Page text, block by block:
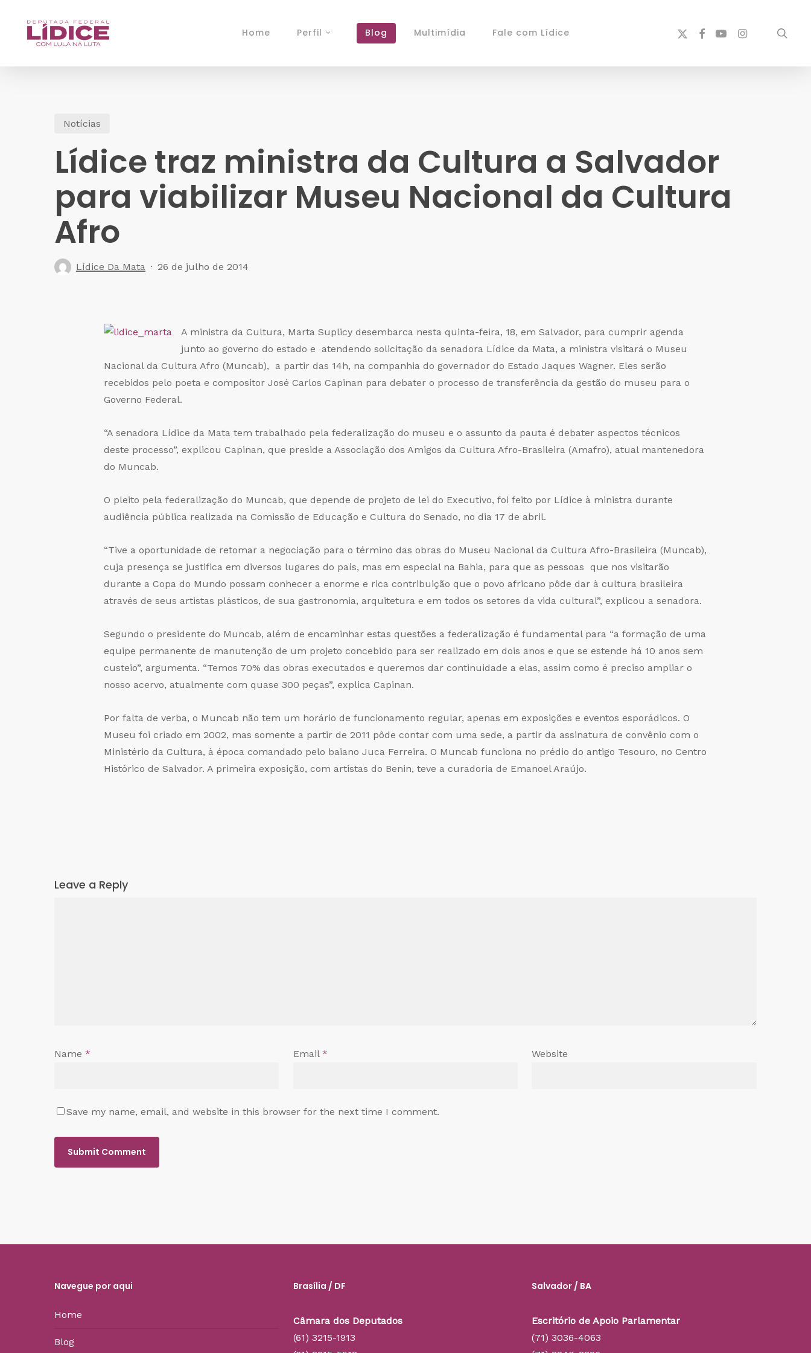
Home Perfil Blog Multimídia Fale com Lídice
x-
facebook
youtubeinstagram
Notícias
Lídice traz ministra da Cultura a Salvador
para viabilizar Museu Nacional da Cultura
Afro
Lídice Da Mata 26 de julho de 2014
A ministra da Cultura, Marta Suplicy desembarca nesta quinta-feira, 18, em Salvador, para cumprir agenda
junto ao governo do estado e atendendo solicitação da senadora Lídice da Mata, a ministra visitará o Museu
Nacional da Cultura Afro (Muncab), a partir das 14h, na companhia do governador do Estado Jaques Wagner. Eles serão
recebidos pelo poeta e compositor José Carlos Capinan para debater o processo de transferência da gestão do museu para o
Governo Federal.
“A senadora Lídice da Mata tem trabalhado pela federalização do museu e o assunto da pauta é debater aspectos técnicos
deste processo”, explicou Capinan, que preside a Associação dos Amigos da Cultura Afro-Brasileira (Amafro), atual mantenedora
do Muncab.
O pleito pela federalização do Muncab, que depende de projeto de lei do Executivo, foi feito por Lídice à ministra durante
audiência pública realizada na Comissão de Educação e Cultura do Senado, no dia 17 de abril.
“Tive a oportunidade de retomar a negociação para o término das obras do Museu Nacional da Cultura Afro-Brasileira (Muncab),
cuja presença se justifica em diversos lugares do país, mas em especial na Bahia, para que as pessoas que nos visitarão
durante a Copa do Mundo possam conhecer a enorme e rica contribuição que o povo africano pôde dar à cultura brasileira
através de seus artistas plásticos, de sua gastronomia, arquitetura e em todos os setores da vida cultural”, explicou a senadora.
Segundo o presidente do Muncab, além de encaminhar estas questões a federalização é fundamental para “a formação de uma
equipe permanente de manutenção de um projeto concebido para ser realizado em dois anos e que se estende há 10 anos sem
custeio”, argumenta. “Temos 70% das obras executados e queremos dar continuidade a elas, assim como é preciso ampliar o
nosso acervo, atualmente com quase 300 peças”, explica Capinan.
Por falta de verba, o Muncab não tem um horário de funcionamento regular, apenas em exposições e eventos esporádicos. O
Museu foi criado em 2002, mas somente a partir de 2011 pôde contar com uma sede, a partir da assinatura de convênio com o
Ministério da Cultura, à época comandado pelo baiano Juca Ferreira. O Muncab funciona no prédio do antigo Tesouro, no Centro
Histórico de Salvador. A primeira exposição, com artistas do Benin, teve a curadoria de Emanoel Araújo.
Leave a Reply
Name * Email * Website
Save my name, email, and website in this browser for the next time I comment.
Navegue por aqui
Home
Blog
Brasília / DF
Câmara dos Deputados
(61) 3215-1913
Salvador / BA
Escritório de Apoio Parlamentar
(71) 3036-4063